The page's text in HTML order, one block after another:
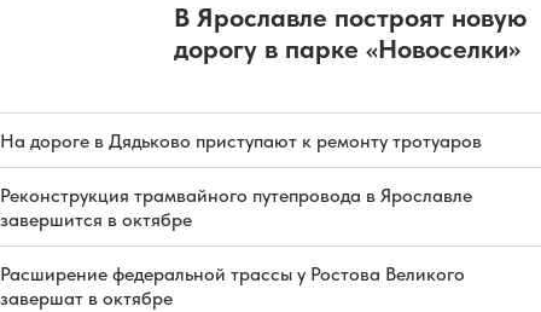
В Ярославле построят новую
дорогу в парке «Новоселки»
На дороге в Дядьково приступают к ремонту тротуаров
Реконструкция трамвайного путепровода в Ярославле
завершится в октябре
Расширение федеральной трассы у Ростова Великого
завершат в октябре